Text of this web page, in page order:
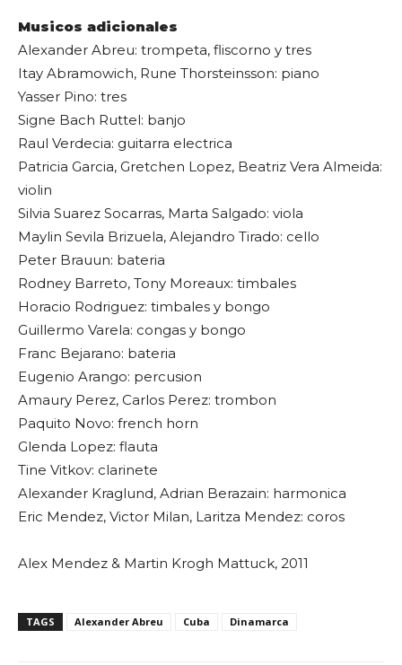
Musicos adicionales
Alexander Abreu: trompeta, fliscorno y tres
Itay Abramowich, Rune Thorsteinsson: piano
Yasser Pino: tres
Signe Bach Ruttel: banjo
Raul Verdecia: guitarra electrica
Patricia Garcia, Gretchen Lopez, Beatriz Vera Almeida:
violin
Silvia Suarez Socarras, Marta Salgado: viola
Maylin Sevila Brizuela, Alejandro Tirado: cello
Peter Brauun: bateria
Rodney Barreto, Tony Moreaux: timbales
Horacio Rodriguez: timbales y bongo
Guillermo Varela: congas y bongo
Franc Bejarano: bateria
Eugenio Arango: percusion
Amaury Perez, Carlos Perez: trombon
Paquito Novo: french horn
Glenda Lopez: flauta
Tine Vitkov: clarinete
Alexander Kraglund, Adrian Berazain: harmonica
Eric Mendez, Victor Milan, Laritza Mendez: coros
Alex Mendez & Martin Krogh Mattuck, 2011
TAGS Alexander Abreu Cuba Dinamarca